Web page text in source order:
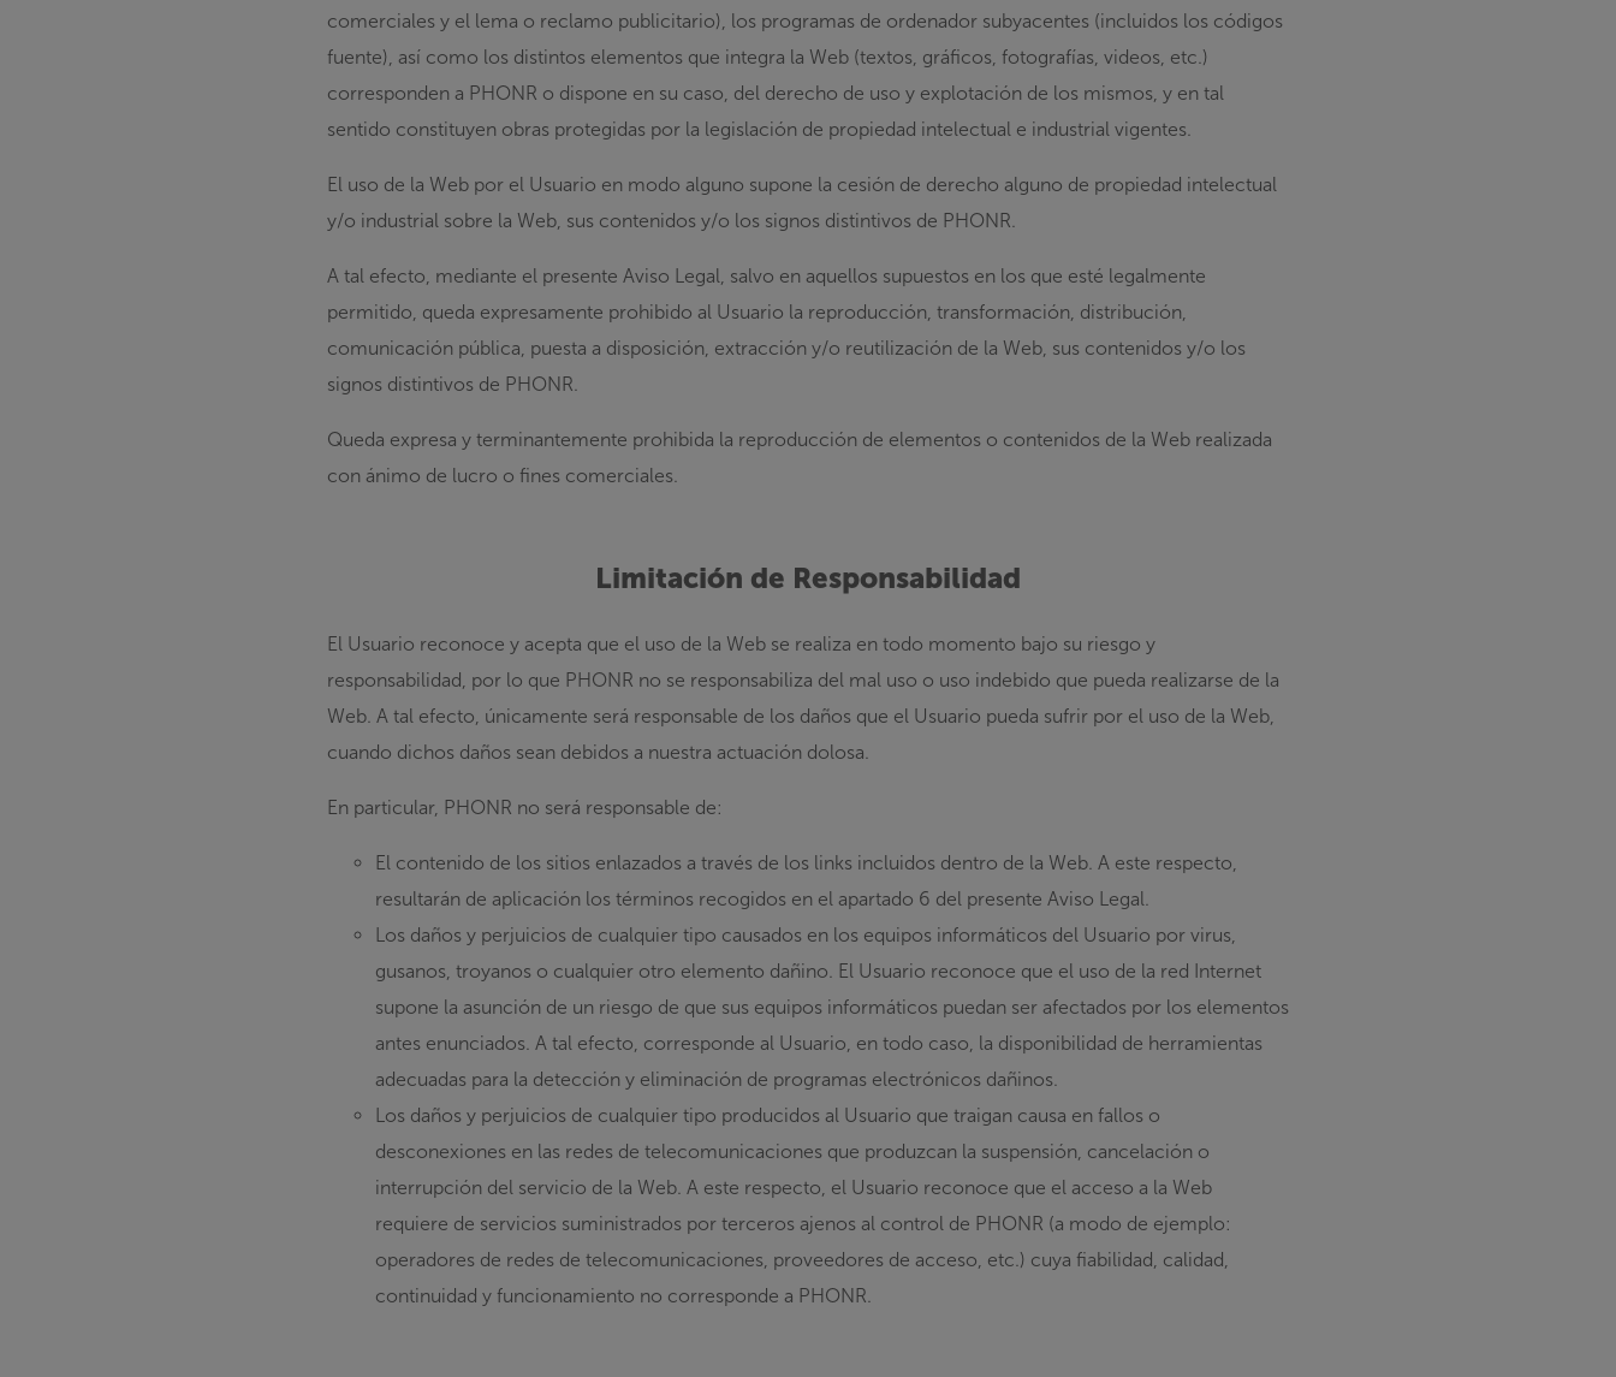
comerciales y el lema o reclamo publicitario), los programas de ordenador subyacentes (incluidos los códigos
fuente), así como los distintos elementos que integra la Web (textos, gráficos, fotografías, videos, etc.)
corresponden a PHONR o dispone en su caso, del derecho de uso y explotación de los mismos, y en tal
sentido constituyen obras protegidas por la legislación de propiedad intelectual e industrial vigentes.
El uso de la Web por el Usuario en modo alguno supone la cesión de derecho alguno de propiedad intelectual
y/o industrial sobre la Web, sus contenidos y/o los signos distintivos de PHONR.
A tal efecto, mediante el presente Aviso Legal, salvo en aquellos supuestos en los que esté legalmente
permitido, queda expresamente prohibido al Usuario la reproducción, transformación, distribución,
comunicación pública, puesta a disposición, extracción y/o reutilización de la Web, sus contenidos y/o los
signos distintivos de PHONR.
Queda expresa y terminantemente prohibida la reproducción de elementos o contenidos de la Web realizada
con ánimo de lucro o fines comerciales.
Limitación de Responsabilidad
El Usuario reconoce y acepta que el uso de la Web se realiza en todo momento bajo su riesgo y
responsabilidad, por lo que PHONR no se responsabiliza del mal uso o uso indebido que pueda realizarse de la
Web. A tal efecto, únicamente será responsable de los daños que el Usuario pueda sufrir por el uso de la Web,
cuando dichos daños sean debidos a nuestra actuación dolosa.
En particular, PHONR no será responsable de:
El contenido de los sitios enlazados a través de los links incluidos dentro de la Web. A este respecto,
resultarán de aplicación los términos recogidos en el apartado 6 del presente Aviso Legal.
Los daños y perjuicios de cualquier tipo causados en los equipos informáticos del Usuario por virus,
gusanos, troyanos o cualquier otro elemento dañino. El Usuario reconoce que el uso de la red Internet
supone la asunción de un riesgo de que sus equipos informáticos puedan ser afectados por los elementos
antes enunciados. A tal efecto, corresponde al Usuario, en todo caso, la disponibilidad de herramientas
adecuadas para la detección y eliminación de programas electrónicos dañinos.
Los daños y perjuicios de cualquier tipo producidos al Usuario que traigan causa en fallos o
desconexiones en las redes de telecomunicaciones que produzcan la suspensión, cancelación o
interrupción del servicio de la Web. A este respecto, el Usuario reconoce que el acceso a la Web
requiere de servicios suministrados por terceros ajenos al control de PHONR (a modo de ejemplo:
operadores de redes de telecomunicaciones, proveedores de acceso, etc.) cuya fiabilidad, calidad,
continuidad y funcionamiento no corresponde a PHONR.